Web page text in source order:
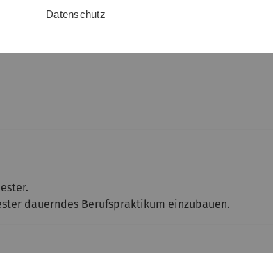
dauerndes Berufspraktikum einzubauen.
Datenschutz